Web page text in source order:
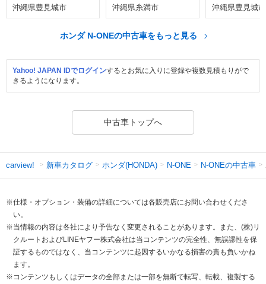
沖縄県豊見城市 沖縄県糸満市 沖縄県豊見城市
ホンダ N-ONEの中古車をもっと見る
Yahoo! JAPAN IDでログインするとお気に入りに登録や複数見積もりがで
きるようになります。
中古車トップへ
carview! 新車カタログ ホンダ(HONDA) N-ONE N-ONEの中古車
※仕様・オプション・装備の詳細については各販売店にお問い合わせくださ
い。
※当情報の内容は各社により予告なく変更されることがあります。また、(株)リ
クルートおよびLINEヤフー株式会社は当コンテンツの完全性、無誤謬性を保
証するものではなく、当コンテンツに起因するいかなる損害の責も負いかね
ます。
※コンテンツもしくはデータの全部または一部を無断で転写、転載、複製する